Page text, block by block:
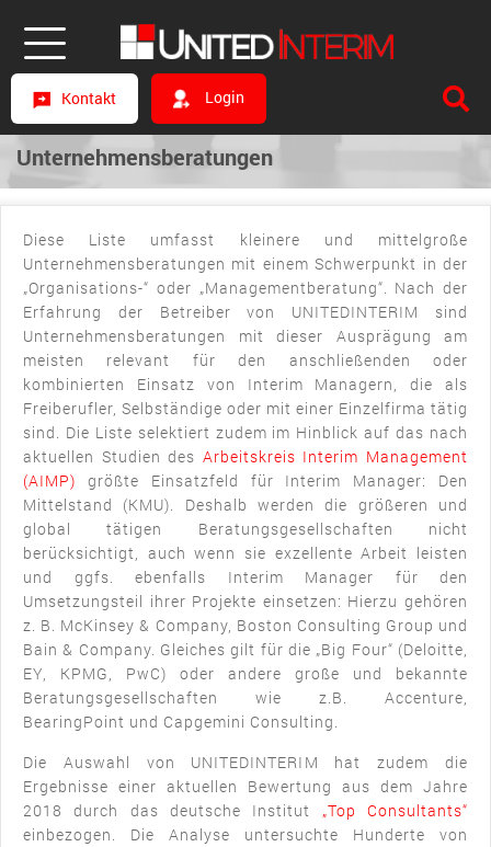
Kontakt Login
Unternehmensberatungen
Diese Liste umfasst kleinere und mittelgroße
Unternehmensberatungen mit einem Schwerpunkt in der
„Organisations-“ oder „Managementberatung“. Nach der
Erfahrung der Betreiber von UNITEDINTERIM sind
Unternehmensberatungen mit dieser Ausprägung am
meisten relevant für den anschließenden oder
kombinierten Einsatz von Interim Managern, die als
Freiberufler, Selbständige oder mit einer Einzelfirma tätig
sind. Die Liste selektiert zudem im Hinblick auf das nach
aktuellen Studien des Arbeitskreis Interim Management
(AIMP) größte Einsatzfeld für Interim Manager: Den
Mittelstand (KMU). Deshalb werden die größeren und
global tätigen Beratungsgesellschaften nicht
berücksichtigt, auch wenn sie exzellente Arbeit leisten
und ggfs. ebenfalls Interim Manager für den
Umsetzungsteil ihrer Projekte einsetzen: Hierzu gehören
z. B. McKinsey & Company, Boston Consulting Group und
Bain & Company. Gleiches gilt für die „Big Four“ (Deloitte,
EY, KPMG, PwC) oder andere große und bekannte
Beratungsgesellschaften wie z.B. Accenture,
BearingPoint und Capgemini Consulting.
Die Auswahl von UNITEDINTERIM hat zudem die
Ergebnisse einer aktuellen Bewertung aus dem Jahre
2018 durch das deutsche Institut „Top Consultants“
einbezogen. Die Analyse untersuchte Hunderte von